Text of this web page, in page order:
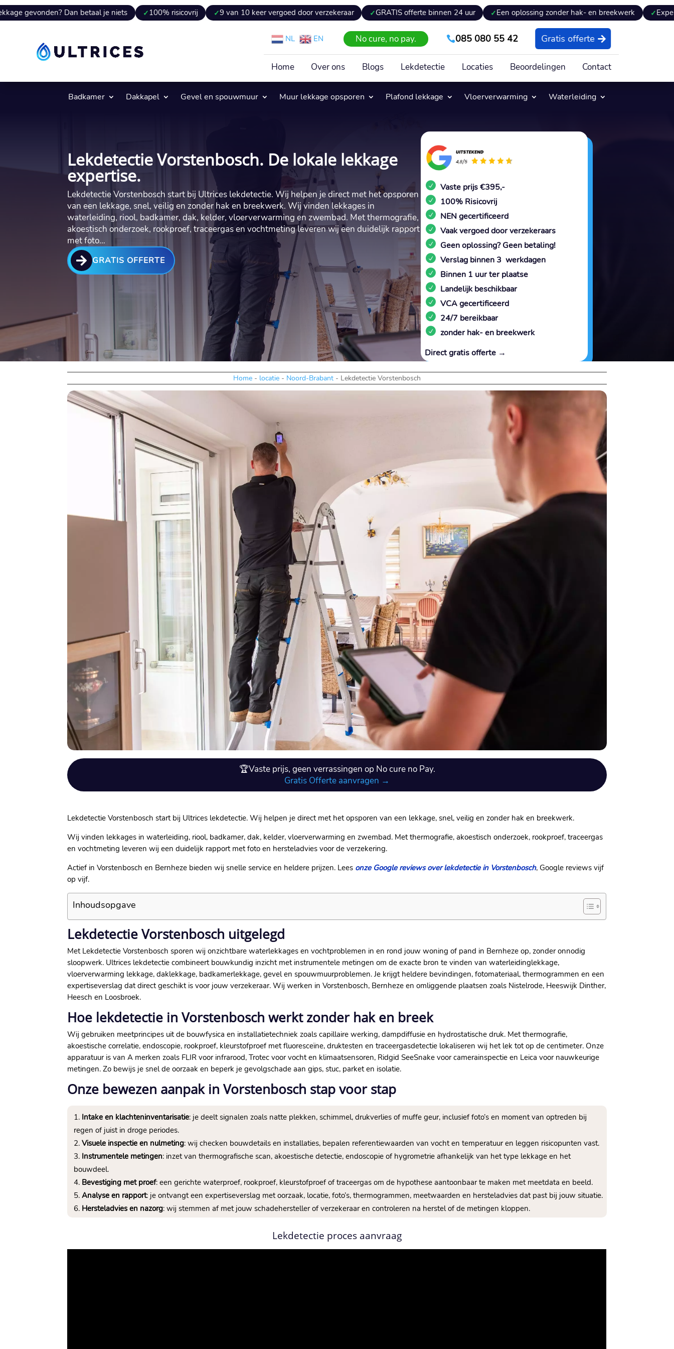
Dan betaal je niets 100% risicovrij 9 van 10 keer vergoed door verzekeraar GRATIS offerte binnen 24 uur Een oplossing zonder hak- en breekwerk
NL EN No cure, no pay. 085 080 55 42 Gratis offerte
Home Over ons Blogs Lekdetectie Locaties Beoordelingen Contact
Badkamer Dakkapel Gevel en spouwmuur Muur lekkage opsporen Plafond lekkage Vloerverwarming Waterleiding
Lekdetectie Vorstenbosch. De lokale lekkage
expertise.
Lekdetectie Vorstenbosch start bij Ultrices lekdetectie.​ Wij helpen je direct met het opsporen
van een lekkage, snel, veilig en zonder hak en breekwerk.​ Wij vinden lekkages in
waterleiding, riool, badkamer, dak, kelder, vloerverwarming en zwembad.​ Met thermografie,
akoestisch onderzoek, rookproef, traceergas en vochtmeting leveren wij een duidelijk rapport
met foto…
 GRATIS OFFERTE
Vaste prijs €395,-
100% Risicovrij
NEN gecertificeerd
Vaak vergoed door verzekeraars
Geen oplossing? Geen betaling!
Verslag binnen 3 werkdagen
Binnen 1 uur ter plaatse
Landelijk beschikbaar
VCA gecertificeerd
24/7 bereikbaar
zonder hak- en breekwerk
Direct gratis offerte →
Home - locatie - Noord-Brabant - Lekdetectie Vorstenbosch
🏆Vaste prijs, geen verrassingen op No cure no Pay.
Gratis Offerte aanvragen →
Lekdetectie Vorstenbosch start bij Ultrices lekdetectie.​ Wij helpen je direct met het opsporen van een lekkage, snel, veilig en zonder hak en breekwerk.​
Wij vinden lekkages in waterleiding, riool, badkamer, dak, kelder, vloerverwarming en zwembad.​ Met thermografie, akoestisch onderzoek, rookproef, traceergas
en vochtmeting leveren wij een duidelijk rapport met foto en hersteladvies voor de verzekering.​
Actief in Vorstenbosch en Bernheze bieden wij snelle service en heldere prijzen.​ Lees onze Google reviews over lekdetectie in Vorstenbosch, Google reviews vijf
op vijf.​
Inhoudsopgave
Lekdetectie Vorstenbosch uitgelegd
Met Lekdetectie Vorstenbosch sporen wij onzichtbare waterlekkages en vochtproblemen in en rond jouw woning of pand in Bernheze op, zonder onnodig
sloopwerk.​ Ultrices lekdetectie combineert bouwkundig inzicht met instrumentele metingen om de exacte bron te vinden van waterleidinglekkage,
vloerverwarming lekkage, daklekkage, badkamerlekkage, gevel en spouwmuurproblemen.​ Je krijgt heldere bevindingen, fotomateriaal, thermogrammen en een
expertiseverslag dat direct geschikt is voor jouw verzekeraar.​ Wij werken in Vorstenbosch, Bernheze en omliggende plaatsen zoals Nistelrode, Heeswijk Dinther,
Heesch en Loosbroek.​
Hoe lekdetectie in Vorstenbosch werkt zonder hak en breek
Wij gebruiken meetprincipes uit de bouwfysica en installatietechniek zoals capillaire werking, dampdiffusie en hydrostatische druk.​ Met thermografie,
akoestische correlatie, endoscopie, rookproef, kleurstofproef met fluoresceïne, druktesten en traceergasdetectie lokaliseren wij het lek tot op de centimeter.​ Onze
apparatuur is van A merken zoals FLIR voor infrarood, Trotec voor vocht en klimaatsensoren, Ridgid SeeSnake voor camerainspectie en Leica voor nauwkeurige
metingen.​ Zo bewijs je snel de oorzaak en beperk je gevolgschade aan gips, stuc, parket en isolatie.​
Onze bewezen aanpak in Vorstenbosch stap voor stap
Intake en klachteninventarisatie: je deelt signalen zoals natte plekken, schimmel, drukverlies of muffe geur, inclusief foto’s en moment van optreden bij
regen of juist in droge periodes.​
Visuele inspectie en nulmeting: wij checken bouwdetails en installaties, bepalen referentiewaarden van vocht en temperatuur en leggen risicopunten vast.​
Instrumentele metingen: inzet van thermografische scan, akoestische detectie, endoscopie of hygrometrie afhankelijk van het type lekkage en het
bouwdeel.​
Bevestiging met proef: een gerichte waterproef, rookproef, kleurstofproef of traceergas om de hypothese aantoonbaar te maken met meetdata en beeld.​
Analyse en rapport: je ontvangt een expertiseverslag met oorzaak, locatie, foto’s, thermogrammen, meetwaarden en hersteladvies dat past bij jouw situatie.​
Hersteladvies en nazorg: wij stemmen af met jouw schadehersteller of verzekeraar en controleren na herstel of de metingen kloppen.​
Lekdetectie proces aanvraag